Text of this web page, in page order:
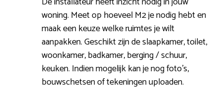
woning. Meet op hoeveel M2 je nodig hebt en
maak een keuze welke ruimtes je wilt
aanpakken. Geschikt zijn de slaapkamer, toilet,
woonkamer, badkamer, berging / schuur,
keuken. Indien mogelijk kan je nog foto’s,
bouwschetsen of tekeningen uploaden.